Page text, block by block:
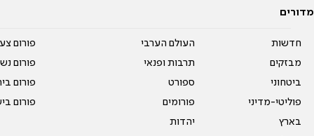
מדורים
חדשות
מבזקים
ביטחוני
פוליטי-מדיני
בארץ
העולם הערבי
תרבות ופנאי
ספורט
פורומים
יהדות
פורום
פורום
פורום
פורום